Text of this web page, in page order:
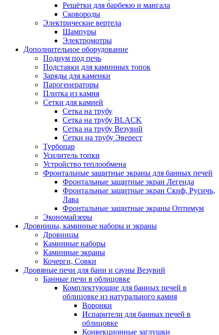
Решётки для барбекю и мангала
Сковороды
Электрические вертела
Шампуры
Электромотры
Дополнительное оборудование
Подиум под печь
Подставки для каминных топок
Заряды для каменки
Парогенераторы
Плитка из камня
Сетки для камней
Сетка на трубу
Сетка на трубу BLACK
Сетка на трубу Везувий
Сетки на трубу Эверест
Турбопар
Усилитель топки
Устройство теплообмена
Фронтальные защитные экраны для банных печей
Фронтальные защитные экран Легенда
Фронтальные защитные экран Скиф, Русичъ,
Лава
Фронтальные защитные экраны Оптимум
Экономайзеры
Дровницы, каминные наборы и экраны
Дровницы
Каминные наборы
Каминные экраны
Кочерги, Совки
Дровяные печи для бани и сауны Везувий
Банные печи в облицовке
Комплектующие для банных печей в
облицовке из натурального камня
Воронки
Испарители для банных печей в
облицовке
Конвекционные заглушки